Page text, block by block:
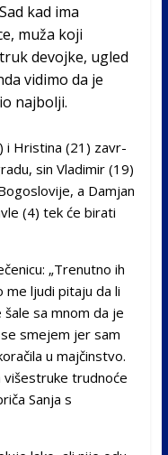
kad ima
muža koji
devojke, ugled
vidimo da je
najbolji.
i Hristina (21) zavr­
sin Vladimir (19)
a Da­mjan
(4) tek će bi­rati
„Trenutno ih
me ljudi pitaju da li
sa mnom da je
smejem jer sam
u majčinstvo.
trudnoće
Sanja s